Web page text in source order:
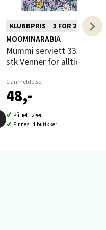
KLUBBPRIS 3 FOR 2
Denne varen inngår i vår 3 for 2
kampanje. Vi spanderer den
MOOMINARABIA
Mummi serviett 33x33 cm 20
stk Venner for alltid
1 anmeldelse
48,-
På nettlager
Finnes i 4 butikker